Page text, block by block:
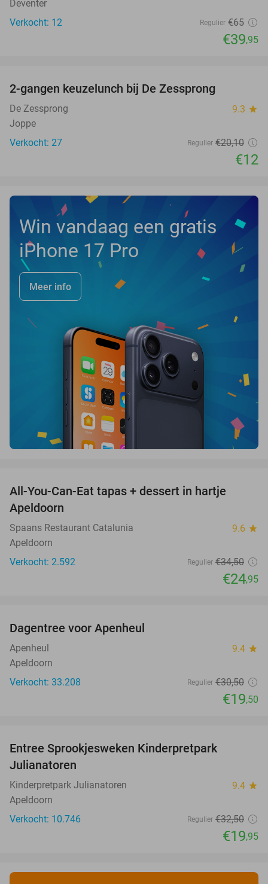
Deventer
Verkocht: 12
Regulier €65
€39,95
NEW
TODAY
2-gangen keuzelunch bij De Zessprong
De Zessprong 9.3 star
Joppe
Verkocht: 27
Regulier €20,10
€12
Win vandaag een gratis
iPhone 17 Pro
Meer info
All-You-Can-Eat tapas + dessert in hartje
Apeldoorn
Spaans Restaurant Catalunia 9.6 star
Apeldoorn
Verkocht: 2.592
Regulier €34,50
€24,95
Dagentree voor Apenheul
Apenheul 9.4 star
Apeldoorn
Verkocht: 33.208
Regulier €30,50
€19,50
Entree Sprookjesweken Kinderpretpark
Julianatoren
Kinderpretpark Julianatoren 9.4 star
Apeldoorn
Verkocht: 10.746
Regulier €32,50
€19,95